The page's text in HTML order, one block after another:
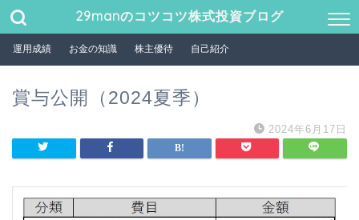
29manのコツコツ株式投資ブログ
運用成績 お金の知識 株主優待 自己紹介
賞与公開（2024夏季）
2024年6月17日